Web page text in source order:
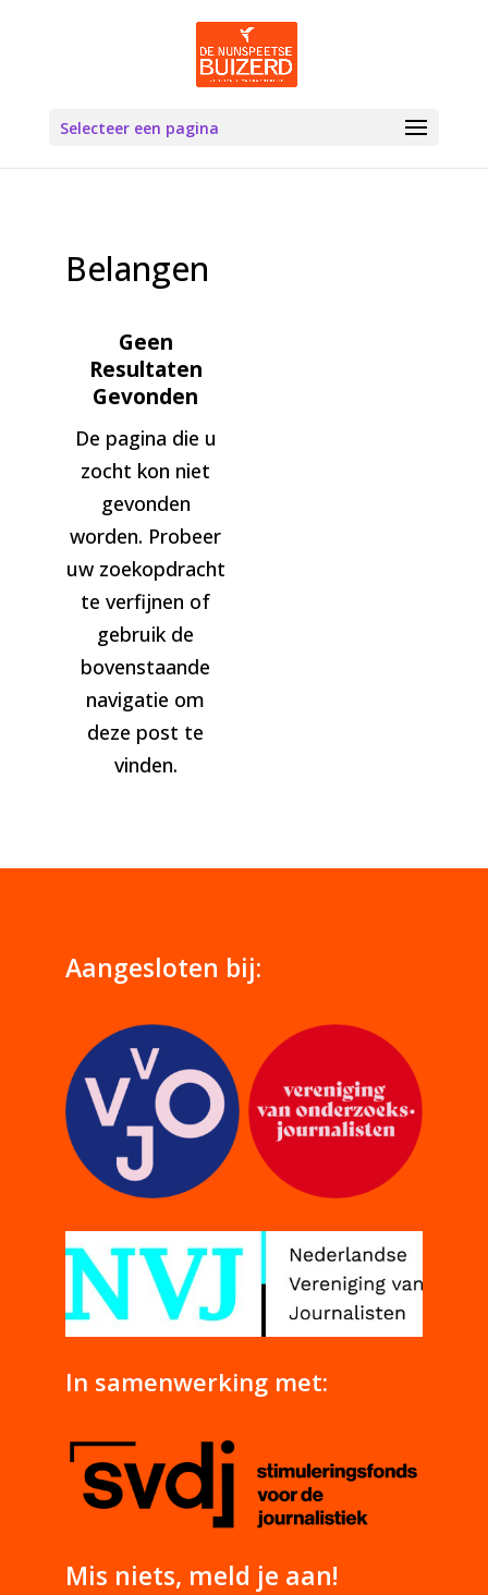
Selecteer een pagina
Belangen
Geen
Resultaten
Gevonden
De pagina die u
zocht kon niet
gevonden
worden. Probeer
uw zoekopdracht
te verfijnen of
gebruik de
bovenstaande
navigatie om
deze post te
vinden.
Aangesloten bij:
In samenwerking met:
Mis niets, meld je aan!